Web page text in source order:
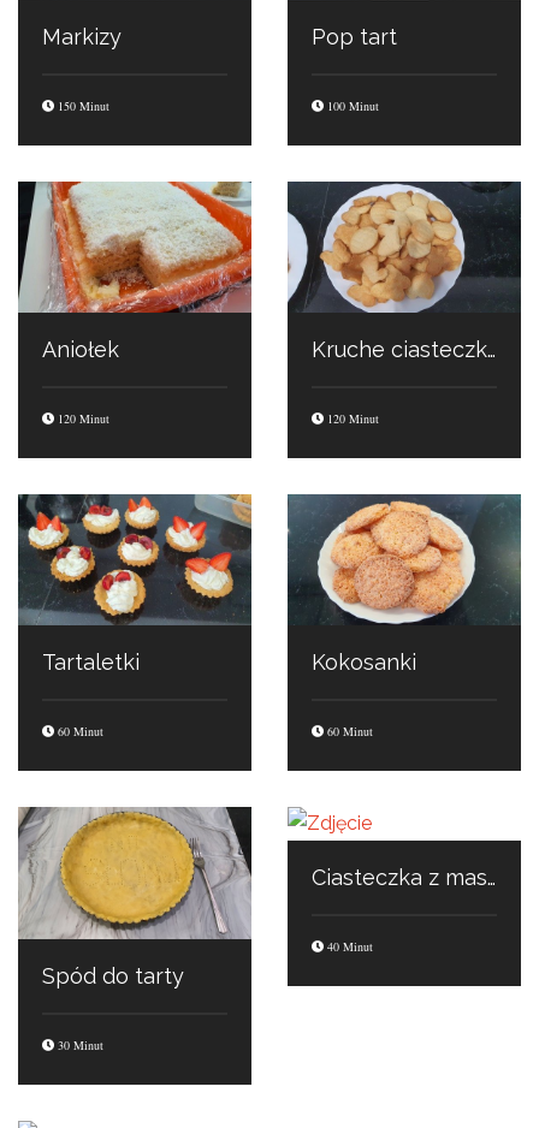
Markizy
150 Minut
Pop tart
100 Minut
Aniołek
120 Minut
Kruche ciasteczka
120 Minut
Tartaletki
60 Minut
Kokosanki
60 Minut
Spód do tarty
30 Minut
Ciasteczka z masłem orzechowym
40 Minut